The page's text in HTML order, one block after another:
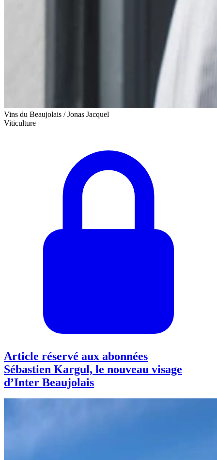
Vins du Beaujolais / Jonas Jacquel
Viticulture
Article réservé aux abonnées
Sébastien Kargul, le nouveau visage
d’Inter Beaujolais